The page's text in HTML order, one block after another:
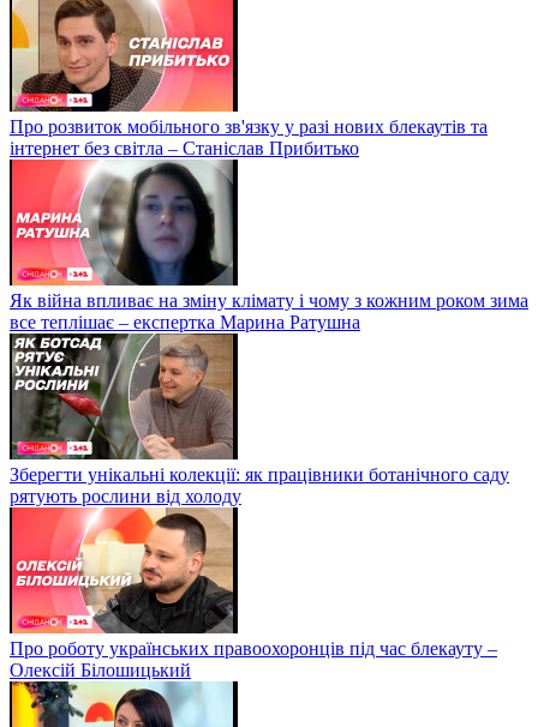
Про розвиток мобільного зв'язку у разі нових блекаутів та
інтернет без світла – Станіслав Прибитько
Як війна впливає на зміну клімату і чому з кожним роком зима
все теплішає – експертка Марина Ратушна
Зберегти унікальні колекції: як працівники ботанічного саду
рятують рослини від холоду
Про роботу українських правоохоронців під час блекауту –
Олексій Білошицький